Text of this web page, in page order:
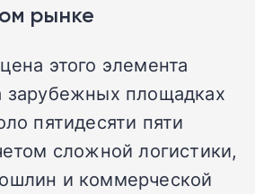
рынке
этого элемента
зарубежных площадках
пятидесяти пяти
сложной логистики,
и коммерческой